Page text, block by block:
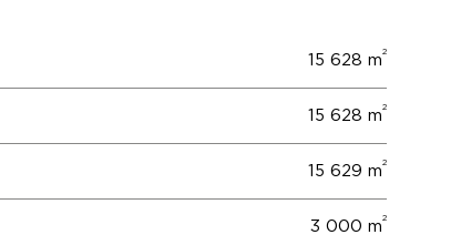
15 628 m2
15 628 m2
15 629 m2
3 000 m2